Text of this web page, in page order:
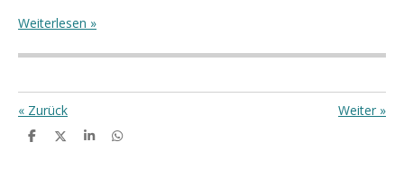
Weiterlesen »
« Zurück Weiter »
T
T
T
T